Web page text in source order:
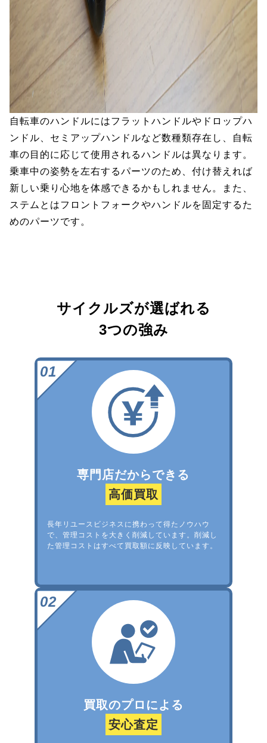
自転車のハンドルにはフラットハンドルやドロップハ
ンドル、セミアップハンドルなど数種類存在し、自転
車の目的に応じて使用されるハンドルは異なります。
乗車中の姿勢を左右するパーツのため、付け替えれば
新しい乗り心地を体感できるかもしれません。また、
ステムとはフロントフォークやハンドルを固定するた
めのパーツです。
サイクルズが選ばれる
3つの強み
専門店だからできる
高価買取
長年リユースビジネスに携わって得たノウハウ
で、管理コストを大きく削減しています。削減し
た管理コストはすべて買取額に反映しています。
買取のプロによる
安心査定